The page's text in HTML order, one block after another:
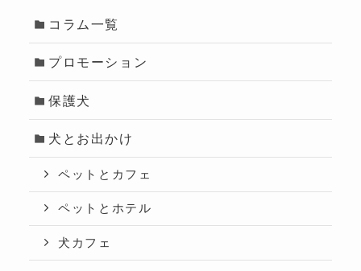
コラム一覧
プロモーション
保護犬
犬とお出かけ
ペットとカフェ
ペットとホテル
犬カフェ